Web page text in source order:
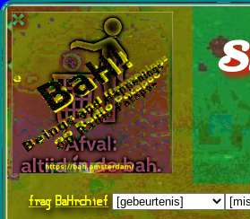
fragBaHrchief